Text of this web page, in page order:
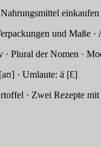
einkaufen ·
Maße ·
Nomen ·
ä [Ɛ]
· Zwei Rezepte